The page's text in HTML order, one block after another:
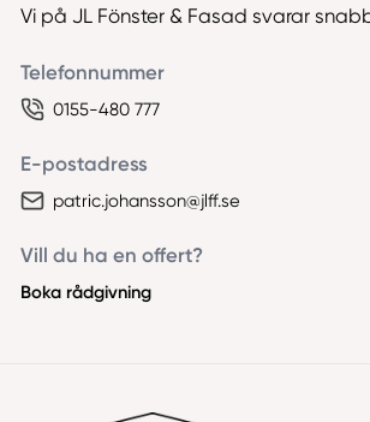
Vi på JL Fönster & Fasad svarar
Telefonnummer
0155-480 777
E-postadress
patric.johansson@jlff.se
Vill du ha en offert?
Boka rådgivning